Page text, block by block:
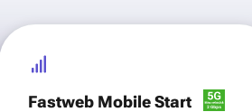
Fastweb Mobile Start